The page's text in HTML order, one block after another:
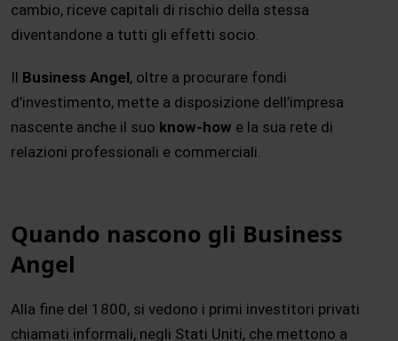
cambio, riceve capitali di rischio della stessa
diventandone a tutti gli effetti socio.
Il Business Angel, oltre a procurare fondi
d’investimento, mette a disposizione dell’impresa
nascente anche il suo know-how e la sua rete di
relazioni professionali e commerciali.
Quando nascono gli Business
Angel
Alla fine del 1800, si vedono i primi investitori privati
chiamati informali, negli Stati Uniti, che mettono a